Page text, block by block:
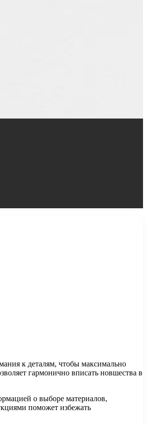
к деталям, чтобы максимально
гармонично вписать новшества в
о выборе материалов,
поможет избежать